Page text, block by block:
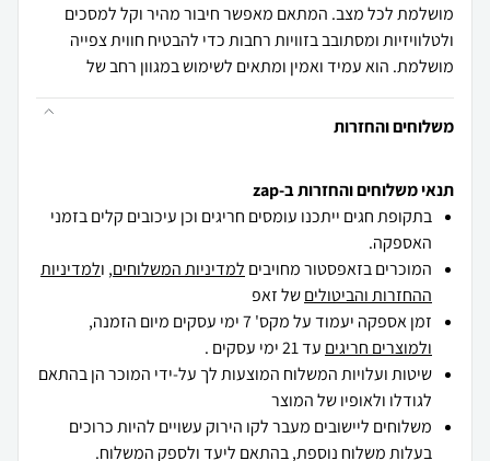
מושלמת לכל מצב. המתאם מאפשר חיבור מהיר וקל למסכים
ולטלוויזיות ומסתובב בזוויות רחבות כדי להבטיח חווית צפייה
מושלמת. הוא עמיד ואמין ומתאים לשימוש במגוון רחב של
משלוחים והחזרות
תנאי משלוחים והחזרות ב-zap
בתקופת חגים ייתכנו עומסים חריגים וכן עיכובים קלים בזמני
האספקה.
המוכרים בזאפסטור מחויבים למדיניות המשלוחים, ולמדיניות
ההחזרות והביטוליםשל זאפ
זמן אספקה יעמוד על מקס' 7 ימי עסקים מיום הזמנה,
ולמוצרים חריגים עד 21 ימי עסקים .
שיטות ועלויות המשלוח המוצעות לך על-ידי המוכר הן בהתאם
לגודלו ולאופיו של המוצר
משלוחים ליישובים מעבר לקו הירוק עשויים להיות כרוכים
בעלות משלוח נוספת, בהתאם ליעד ולספק המשלוח.